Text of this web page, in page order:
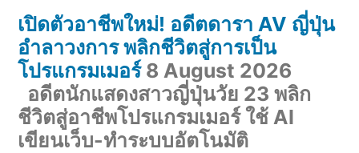
เปิดตัวอาชีพใหม่! อดีตดารา AV ญี่ปุ่น
อำลาวงการ พลิกชีวิตสู่การเป็น
โปรแกรมเมอร์ 8 August 2026
อดีตนักแสดงสาวญี่ปุ่นวัย 23 พลิก
ชีวิตสู่อาชีพโปรแกรมเมอร์ ใช้ AI
เขียนเว็บ-ทำระบบอัตโนมัติ